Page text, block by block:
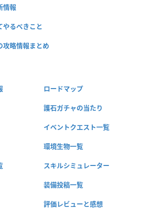
情報
やるべきこと
攻略情報まとめ
ロードマップ
護石ガチャの当たり
イベントクエスト一覧
環境生物一覧
スキルシミュレーター
装備投稿一覧
評価レビューと感想